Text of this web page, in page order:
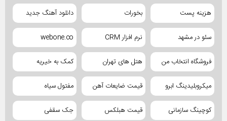
هزینه پست بخورات دانلود آهنگ جدید
سئو در مشهد نرم افزار CRM webone.co
فروشگاه انتخاب من هتل های تهران کمک به خیریه
میکروبلیدینگ ابرو قیمت ضایعات آهن مفتول سیاه
کوچینگ سازمانی قیمت هبلکس جک سقفی